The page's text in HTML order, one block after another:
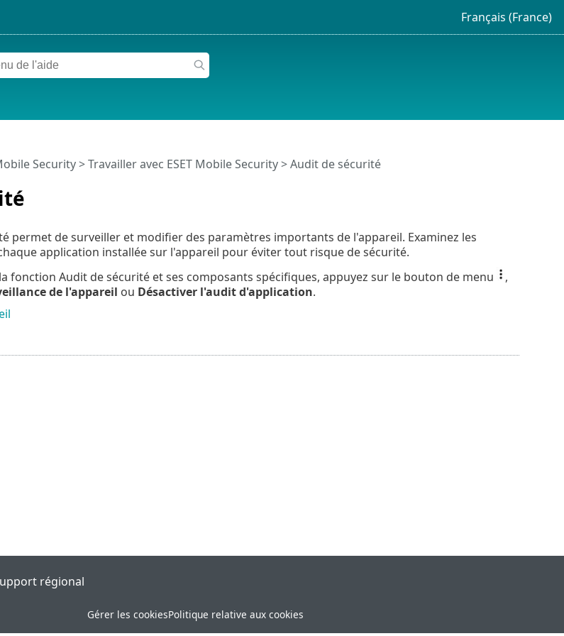
Français (France)
Security>Travailler avec ESET Mobile Security > Audit de sécurité
permet de surveiller et modifier des paramètres importants de l'appareil. Examinez les
application installée sur l'appareil pour éviter tout risque de sécurité.
fonction Audit de sécurité et ses composants spécifiques, appuyez sur le bouton de menu
,
de l'appareil ou Désactiver l'audit d'application.
régional
Gérer les cookiesPolitique relative aux cookies